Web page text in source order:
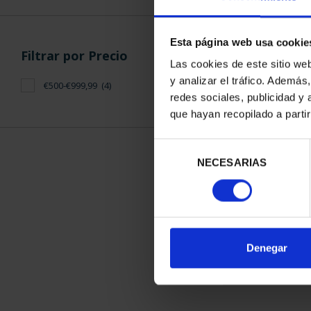
Esta página web usa
Las cookies de este sitio
y analizar el tráfico.
redes sociales, publicidad y
que hayan recopilado a
consentimiento
NECESARIAS
Denegar
Filtrar por Precio
€500-€999,99 (4)
Sólo para
ORDENAR POR: